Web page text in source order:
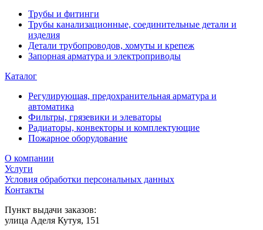
Трубы и фитинги
Трубы канализационные, соединительные детали и
изделия
Детали трубопроводов, хомуты и крепеж
Запорная арматура и электроприводы
Каталог
Регулирующая, предохранительная арматура и
автоматика
Фильтры, грязевики и элеваторы
Радиаторы, конвекторы и комплектующие
Пожарное оборудование
О компании
Услуги
Условия обработки персональных данных
Контакты
Пункт выдачи заказов:
​улица Аделя Кутуя, 151